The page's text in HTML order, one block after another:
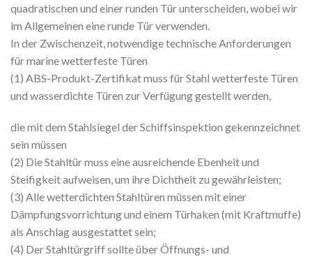
quadratischen und einer runden Tür unterscheiden, wobei wir
im Allgemeinen eine runde Tür verwenden.
In der Zwischenzeit, notwendige technische Anforderungen
für marine wetterfeste Türen
(1) ABS-Produkt-Zertifikat muss für Stahl wetterfeste Türen
und wasserdichte Türen zur Verfügung gestellt werden,
die mit dem Stahlsiegel der Schiffsinspektion gekennzeichnet
sein müssen
(2) Die Stahltür muss eine ausreichende Ebenheit und
Steifigkeit aufweisen, um ihre Dichtheit zu gewährleisten;
(3) Alle wetterdichten Stahltüren müssen mit einer
Dämpfungsvorrichtung und einem Türhaken (mit Kraftmuffe)
als Anschlag ausgestattet sein;
(4) Der Stahltürgriff sollte über Öffnungs- und